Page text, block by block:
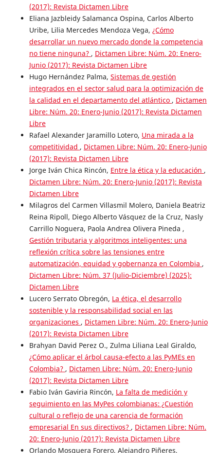
(2017): Revista Dictamen Libre
Eliana Jazbleidy Salamanca Ospina, Carlos Alberto
Uribe, Lilia Mercedes Mendoza Vega, ¿Cómo
desarrollar un nuevo mercado donde la competencia
no tiene ninguna? , Dictamen Libre: Núm. 20: Enero-
Junio (2017): Revista Dictamen Libre
Hugo Hernández Palma, Sistemas de gestión
integrados en el sector salud para la optimización de
la calidad en el departamento del atlántico , Dictamen
Libre: Núm. 20: Enero-Junio (2017): Revista Dictamen
Libre
Rafael Alexander Jaramillo Lotero, Una mirada a la
competitividad , Dictamen Libre: Núm. 20: Enero-Junio
(2017): Revista Dictamen Libre
Jorge Iván Chica Rincón, Entre la ética y la educación ,
Dictamen Libre: Núm. 20: Enero-Junio (2017): Revista
Dictamen Libre
Milagros del Carmen Villasmil Molero, Daniela Beatriz
Reina Ripoll, Diego Alberto Vásquez de la Cruz, Nasly
Carrillo Noguera, Paola Andrea Olivera Pineda ,
Gestión tributaria y algoritmos inteligentes: una
reflexión crítica sobre las tensiones entre
automatización, equidad y gobernanza en Colombia ,
Dictamen Libre: Núm. 37 (Julio-Diciembre) (2025):
Dictamen Libre
Lucero Serrato Obregón, La ética, el desarrollo
sostenible y la responsabilidad social en las
organizaciones , Dictamen Libre: Núm. 20: Enero-Junio
(2017): Revista Dictamen Libre
Brahyan David Perez O., Zulma Liliana Leal Giraldo,
¿Cómo aplicar el árbol causa-efecto a las PyMEs en
Colombia? , Dictamen Libre: Núm. 20: Enero-Junio
(2017): Revista Dictamen Libre
Fabio Iván Gaviria Rincón, La falta de medición y
seguimiento en las MyPes colombianas: ¿Cuestión
cultural o reflejo de una carencia de formación
empresarial En sus directivos? , Dictamen Libre: Núm.
20: Enero-Junio (2017): Revista Dictamen Libre
Orlando Mosquera Forero, Alejandro Piñeres,